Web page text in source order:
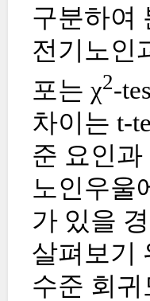
구분하여
전기노인
포는 χ2-
차이는 t-
준 요인
노인우울
가 있을
살펴보기
수준 회